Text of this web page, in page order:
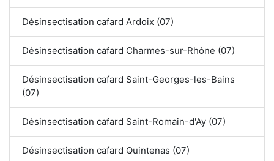
Désinsectisation cafard Ardoix (07)
Désinsectisation cafard Charmes-sur-Rhône (07)
Désinsectisation cafard Saint-Georges-les-Bains
(07)
Désinsectisation cafard Saint-Romain-d'Ay (07)
Désinsectisation cafard Quintenas (07)